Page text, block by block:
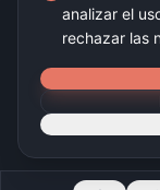
Festify Indie no vende
analizar el
rechazar las